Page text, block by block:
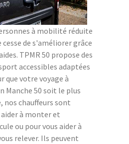
à mobilité réduite
de s'améliorer grâce
TPMR 50 propose des
accessibles adaptées
que votre voyage à
Manche 50 soit le plus
nos chauffeurs sont
à monter et
ou pour vous aider à
relever. Ils peuvent